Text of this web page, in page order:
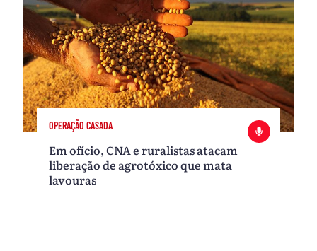
OPERAÇÃO CASADA
Em ofício, CNA e ruralistas atacam
liberação de agrotóxico que mata
lavouras